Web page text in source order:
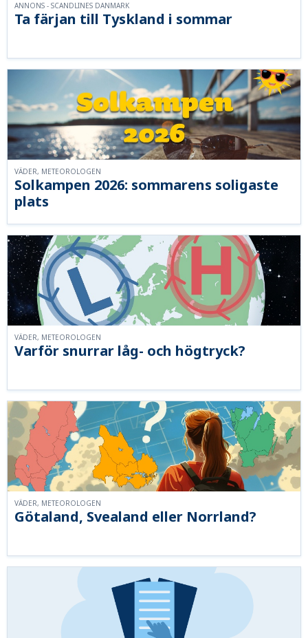
Ta färjan till Tyskland i sommar
ANNONS - SCANDLINES DANMARK
Solkampen 2026: sommarens soligaste
plats
VÄDER, METEOROLOGEN
Varför snurrar låg- och högtryck?
VÄDER, METEOROLOGEN
Götaland, Svealand eller Norrland?
VÄDER, METEOROLOGEN